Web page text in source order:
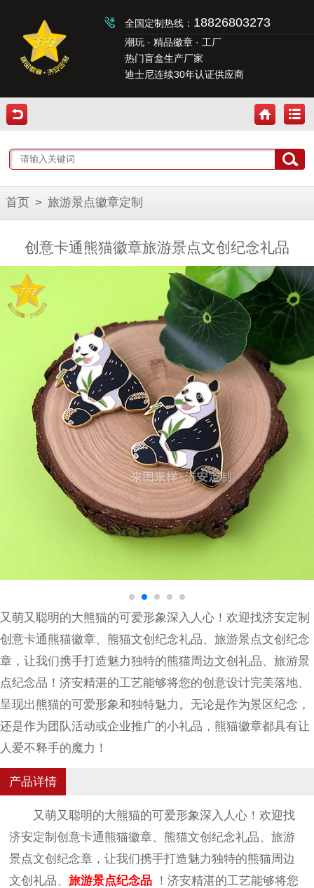
全国定制热线： 18826803273
潮玩 · 精品徽章 · 工厂
热门盲盒生产厂家
迪士尼连续30年认证供应商
首页 > 旅游景点徽章定制
创意卡通熊猫徽章旅游景点文创纪念礼品
又萌又聪明的大熊猫的可爱形象深入人心！欢迎找济安定制
创意卡通熊猫徽章、熊猫文创纪念礼品、旅游景点文创纪念
章，让我们携手打造魅力独特的熊猫周边文创礼品、旅游景
点纪念品！济安精湛的工艺能够将您的创意设计完美落地、
呈现出熊猫的可爱形象和独特魅力。无论是作为景区纪念，
还是作为团队活动或企业推广的小礼品，熊猫徽章都具有让
人爱不释手的魔力！
产品详情
又萌又聪明的大熊猫的可爱形象深入人心！欢迎找
济安定制创意卡通熊猫徽章、熊猫文创纪念礼品、旅游
景点文创纪念章，让我们携手打造魅力独特的熊猫周边
文创礼品、 旅游景点纪念品
！济安精湛的工艺能够将您